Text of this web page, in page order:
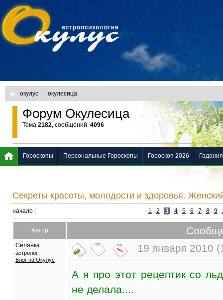
окулус окулесица
Форум Окулесица
Тема 2182, сообщений: 4096
Секреты красоты, молодости и здоровья.
начало 1 . 2 . 3 . 4 . 5 . 6 . 7 . 8 . 9 .
Автор
Селянка
астролог
Блог на Окулус
19 января 2010
А я про этот рецептик со
не делала....
Гороскопы Персональные Гороскопы Гороскоп 2026 Гадания